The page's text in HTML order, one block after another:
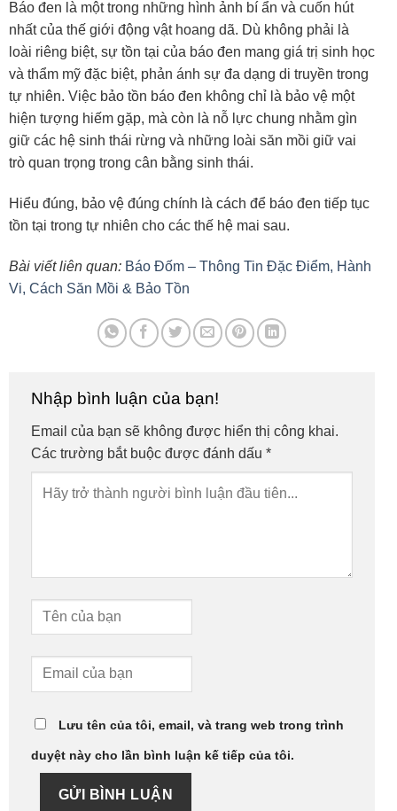
Báo đen là một trong những hình ảnh bí ẩn và cuốn hút
nhất của thế giới động vật hoang dã. Dù không phải là
loài riêng biệt, sự tồn tại của báo đen mang giá trị sinh học
và thẩm mỹ đặc biệt, phản ánh sự đa dạng di truyền trong
tự nhiên. Việc bảo tồn báo đen không chỉ là bảo vệ một
hiện tượng hiếm gặp, mà còn là nỗ lực chung nhằm gìn
giữ các hệ sinh thái rừng và những loài săn mồi giữ vai
trò quan trọng trong cân bằng sinh thái.
Hiểu đúng, bảo vệ đúng chính là cách để báo đen tiếp tục
tồn tại trong tự nhiên cho các thế hệ mai sau.
Bài viết liên quan: Báo Đốm – Thông Tin Đặc Điểm, Hành
Vi, Cách Săn Mồi & Bảo Tồn
Nhập bình luận của bạn!
Email của bạn sẽ không được hiển thị công khai.
Các trường bắt buộc được đánh dấu *
Lưu tên của tôi, email, và trang web trong trình
duyệt này cho lần bình luận kế tiếp của tôi.
GỬI BÌNH LUẬN